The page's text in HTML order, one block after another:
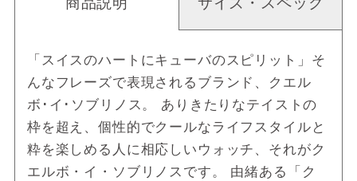
「スイスのハートにキューバのスピリット」そ
んなフレーズで表現されるブランド、クエル
ボ･イ･ソブリノス。 ありきたりなテイストの
枠を超え、個性的でクールなライフスタイルと
粋を楽しめる人に相応しいウォッチ、それがク
エルボ・イ・ソブリノスです。 由緒ある「ク